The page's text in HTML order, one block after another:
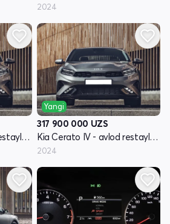
2024
Kia Cerato IV - avlod restayling
Yangi
317 900 000 UZS
Kia Cerato IV - avlod restayling
2024